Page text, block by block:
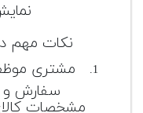
نکات مهم
مشتری
سفارش و
مشخصات